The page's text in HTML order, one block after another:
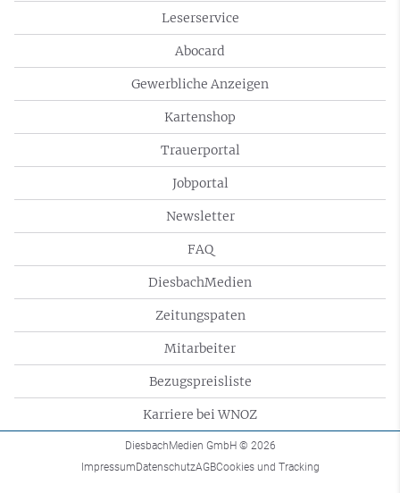
Leserservice
Abocard
Gewerbliche Anzeigen
Kartenshop
Trauerportal
Jobportal
Newsletter
FAQ
DiesbachMedien
Zeitungspaten
Mitarbeiter
Bezugspreisliste
Karriere bei WNOZ
DiesbachMedien GmbH © 2026
ImpressumDatenschutzAGBCookies und Tracking